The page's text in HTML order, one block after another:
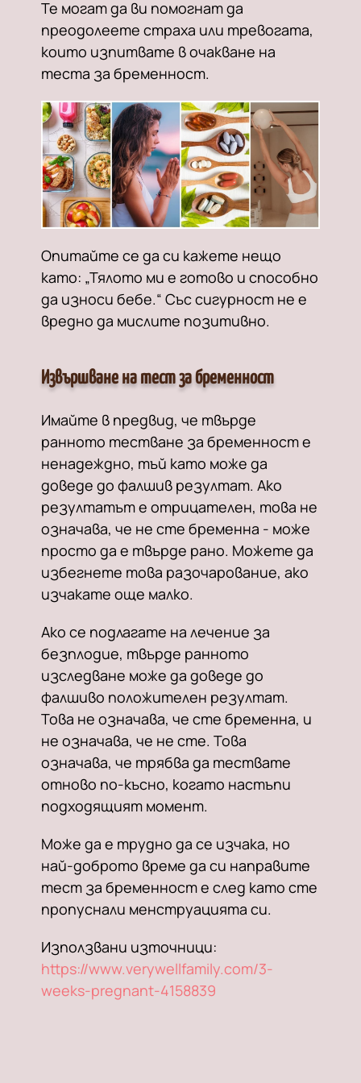
Те могат да ви помогнат да
преодолеете страха или тревогата,
които изпитвате в очакване на
теста за бременност.
Опитайте се да си кажете нещо
като: „Тялото ми е готово и способно
да износи бебе.“ Със сигурност не е
вредно да мислите позитивно.
Извършване на тест за бременност
Имайте в предвид, че твърде
ранното тестване за бременност е
ненадеждно, тъй като може да
доведе до фалшив резултат. Ако
резултатът е отрицателен, това не
означава, че не сте бременна - може
просто да е твърде рано. Можете да
избегнете това разочарование, ако
изчакате още малко.
Ако се подлагате на лечение за
безплодие, твърде ранното
изследване може да доведе до
фалшиво положителен резултат.
Това не означава, че сте бременна, и
не означава, че не сте. Това
означава, че трябва да тествате
отново по-късно, когато настъпи
подходящият момент.
Може да е трудно да се изчака, но
най-доброто време да си направите
тест за бременност е след като сте
пропуснали менструацията си.
Използвани източници:
https://www.verywellfamily.com/3-
weeks-pregnant-4158839